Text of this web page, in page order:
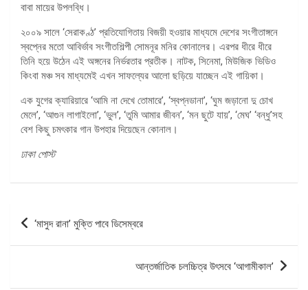
বাবা মায়ের উপলব্ধি।
২০০৯ সালে ‘সেরাকণ্ঠ’ প্রতিযোগিতায় বিজয়ী হওয়ার মাধ্যমে দেশের সংগীতাঙ্গনে
স্বপ্নের মতো আবির্ভাব সংগীতশিল্পী সোমনূর মনির কোনালের। এরপর ধীরে ধীরে
তিনি হয়ে উঠেন এই অঙ্গনের নির্ভরতার প্রতীক। নাটক, সিনেমা, মিউজিক ভিডিও
কিংবা মঞ্চ সব মাধ্যমেই এখন সাফল্যের আলো ছড়িয়ে যাচ্ছেন এই গায়িকা।
এক যুগের ক্যারিয়ারে ‘আমি না দেখে তোমারে’, ‘স্বপ্নডানা’, ‘ঘুম জড়ানো দু চোখ
মেলে’, ‘আগুন লাগাইলো’, ‘ভুল’, ‘তুমি আমার জীবন’, ‘মন ছুটে যায়’, ‘মেঘ’ ‘বন্ধু’সহ
বেশ কিছু চমৎকার গান উপহার দিয়েছেন কোনাল।
ঢাকা পোস্ট
পোস্ট
ন্যাভিগেশন
‘মাসুদ রানা’ মুক্তি পাবে ডিসেম্বরে
আন্তর্জাতিক চলচ্চিত্র উৎসবে ‘আগামীকাল’